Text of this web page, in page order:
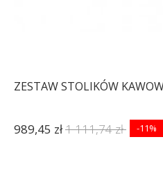
ZESTAW STOLIKÓW
989,45 zł1 111,74 zł -11%